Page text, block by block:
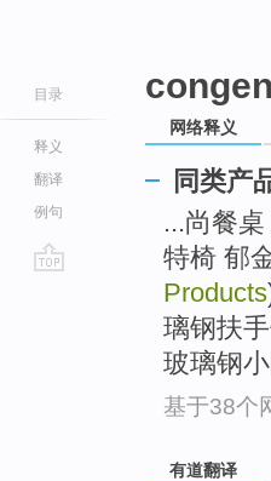
目录
释义
翻译
例句
网络释义
同类产
...尚餐
特椅 郁
Products
璃钢扶
玻璃钢
基于38个
有道翻译